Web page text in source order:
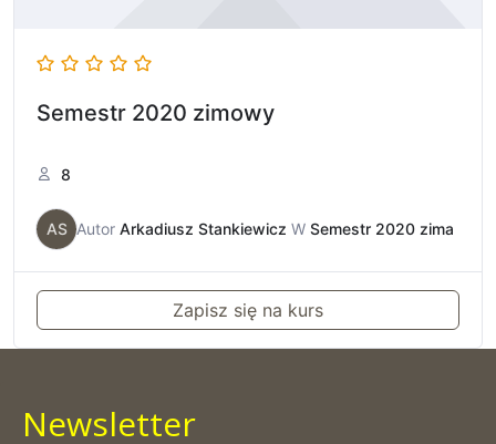
Semestr 2020 zimowy
8
AS Autor Arkadiusz Stankiewicz W Semestr 2020 zima
Zapisz się na kurs
Newsletter